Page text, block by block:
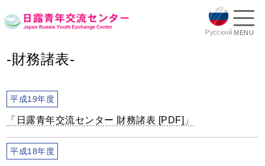
MENU
-財務諸表-
平成19年度
「日露青年交流センター 財務諸表 [PDF]」
平成18年度